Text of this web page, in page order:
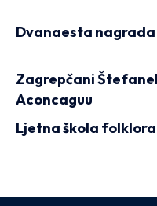
Dvanaesta nagrada
Zagrepčani
Aconcaguu
Ljetna škola